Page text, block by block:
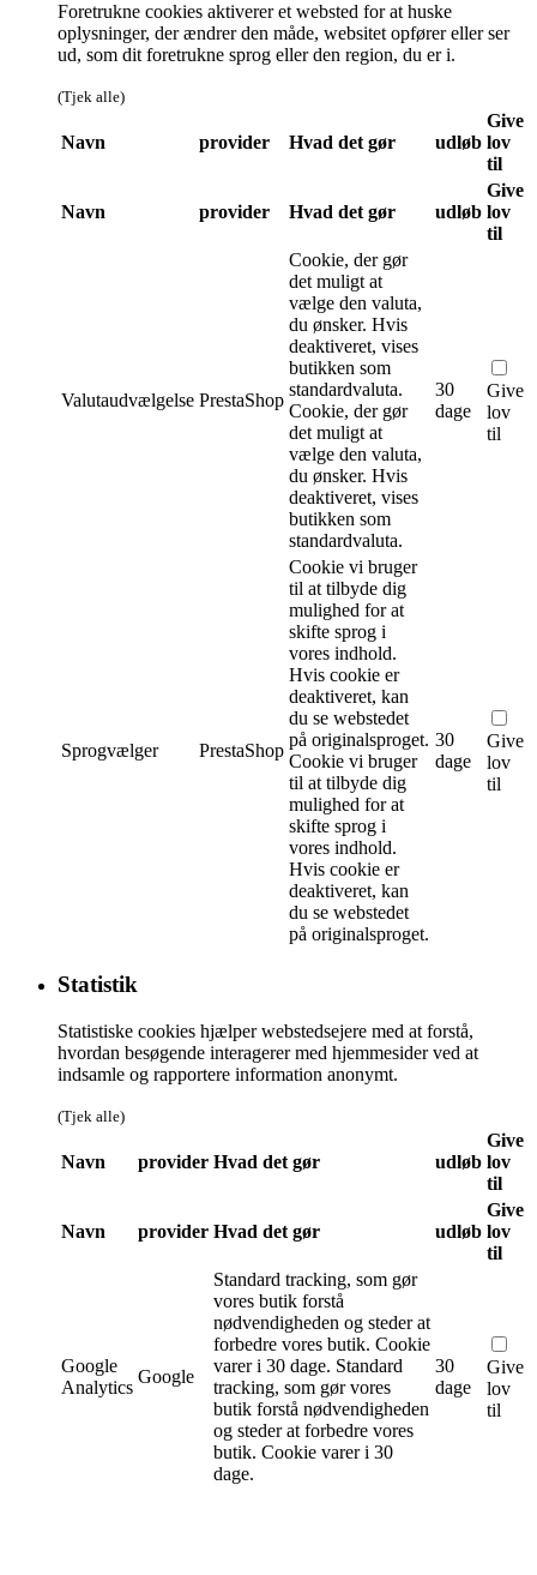
Foretrukne cookies aktiverer et websted for at huske
oplysninger, der ændrer den måde, websitet opfører eller ser
ud, som dit foretrukne sprog eller den region, du er i.
(Tjek alle)
Navn provider Hvad det gør udløb
Give
lov
til
Navn provider Hvad det gør udløb
Give
lov
til
Valutaudvælgelse PrestaShop
Cookie, der gør
det muligt at
vælge den valuta,
du ønsker. Hvis
deaktiveret, vises
butikken som
standardvaluta.
Cookie, der gør
det muligt at
vælge den valuta,
du ønsker. Hvis
deaktiveret, vises
butikken som
standardvaluta.
30
dage
Give
lov
til
Sprogvælger PrestaShop
Cookie vi bruger
til at tilbyde dig
mulighed for at
skifte sprog i
vores indhold.
Hvis cookie er
deaktiveret, kan
du se webstedet
på originalsproget.
Cookie vi bruger
til at tilbyde dig
mulighed for at
skifte sprog i
vores indhold.
Hvis cookie er
deaktiveret, kan
du se webstedet
på originalsproget.
30
dage
Give
lov
til
Statistik
Statistiske cookies hjælper webstedsejere med at forstå,
hvordan besøgende interagerer med hjemmesider ved at
indsamle og rapportere information anonymt.
(Tjek alle)
Navn provider Hvad det gør udløb
Give
lov
til
Navn provider Hvad det gør udløb
Give
lov
til
Google
Analytics
Google
Standard tracking, som gør
vores butik forstå
nødvendigheden og steder at
forbedre vores butik. Cookie
varer i 30 dage. Standard
tracking, som gør vores
butik forstå nødvendigheden
og steder at forbedre vores
butik. Cookie varer i 30
dage.
30
dage
Give
lov
til